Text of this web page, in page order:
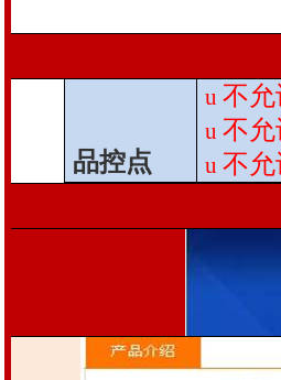
品控点
u 不
u 不
u 不